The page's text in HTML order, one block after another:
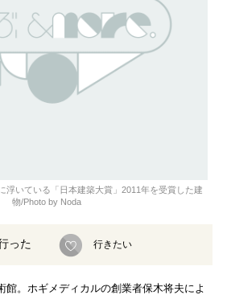
浮いている「日本建築大賞」2011年を受賞した建
物/Photo by Noda
った 行きたい
館。ホギメディカルの創業者保木将夫によ